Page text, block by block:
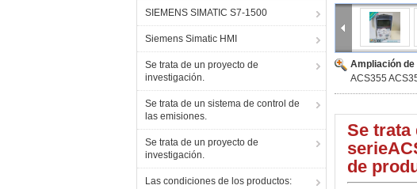
SIEMENS SIMATIC S7-1500
Siemens Simatic HMI
Se trata de un proyecto de
investigación.
Se trata de un sistema de control de
las emisiones.
Se trata de un proyecto de
investigación.
Las condiciones de los productos:
Ampliación de
ACS355
Se trata
serie
de